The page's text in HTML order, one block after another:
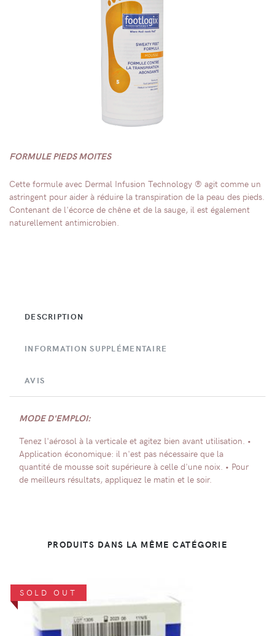
FORMULE PIEDS MOITES
Cette formule avec Dermal Infusion Technology ® agit comme un
astringent pour aider à réduire la transpiration de la peau des pieds.
Contenant de l'écorce de chêne et de la sauge, il est également
naturellement antimicrobien.
DESCRIPTION
INFORMATION SUPPLÉMENTAIRE
AVIS
MODE D'EMPLOI:
Tenez l'aérosol à la verticale et agitez bien avant utilisation. •
Application économique: il n'est pas nécessaire que la
quantité de mousse soit supérieure à celle d'une noix. • Pour
de meilleurs résultats, appliquez le matin et le soir.
PRODUITS DANS LA MÊME CATÉGORIE
SOLD OUT